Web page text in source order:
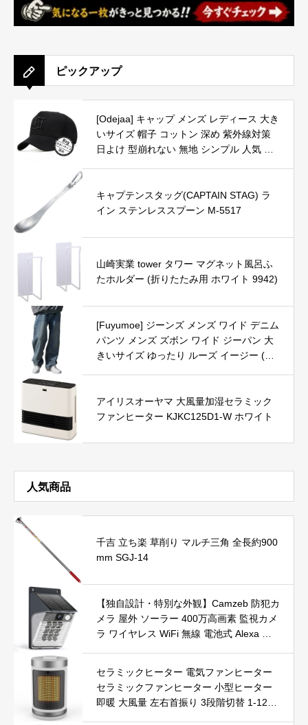
ピックアップ
[Odejaa] キャップ メンズ レディース 大き
いサイズ 帽子 コットン 深め 紫外線対策
日よけ 型崩れない 無地 シンプル 人気 お
L, 黒-黒)
キャプテンスタッグ(CAPTAIN STAG) ラ
イン ステンレススプーン M-5517
山崎実業 tower タワー マグネット風呂ふ
たホルダー (折りたたみ用 ホワイト 9942)
[Fuyumoe] ジーンズ メンズ ワイド デニム
パンツ メンズ ズボン ワイド ジーパン 大
きいサイズ ゆったり ルーズ イージー (ヴ
アイリスオーヤマ 大風量加湿セラミック
ファンヒーター KJKC125D1-W ホワイト
人気商品
千吉 立ち楽 草削り マルチ三角 全長約900
mm SGJ-14
【独自設計・特別な外観】Camzeb 防犯カ
メラ 屋外 ソーラー 400万高画素 監視カメ
ラ ワイヤレス WiFi 無線 電池式 Alexa 赤
録画 IP66防水 遠隔操作
セラミックヒーター 電気ファンヒーター
セラミックファンヒーター 小型ヒーター
即暖 大風量 左右首振り 3段階切替 1-12時